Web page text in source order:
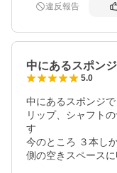
違反報告
中にあるスポン
5.0
中にあるスポンジ
リップ、シャフト
す
今のところ ３本し
側の空きスペース